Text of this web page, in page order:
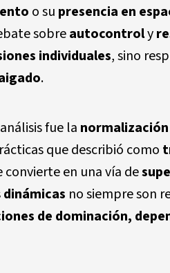
o su presencia en
sobreautocontroly
individuales, sino
.
fue la
que describió como
convierte en una vía de
dinámicas no siempre son
de dominación,